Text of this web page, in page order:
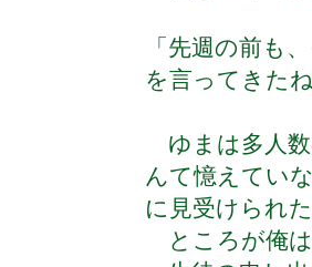
「先週の前も
を言ってきた
ゆまは多人数
んて憶えてい
に見受けられ
ところが俺